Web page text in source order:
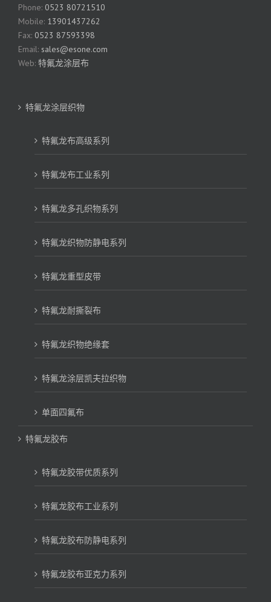
Phone: 0523 80721510
Mobile: 13901437262
Fax: 0523 87593398
Email: sales@esone.com
Web: 特氟龙涂层布
特氟龙涂层织物
特氟龙布高级系列
特氟龙布工业系列
特氟龙多孔织物系列
特氟龙织物防静电系列
特氟龙重型皮带
特氟龙耐撕裂布
特氟龙织物绝缘套
特氟龙涂层凯夫拉织物
单面四氟布
特氟龙胶布
特氟龙胶带优质系列
特氟龙胶布工业系列
特氟龙胶布防静电系列
特氟龙胶布亚克力系列